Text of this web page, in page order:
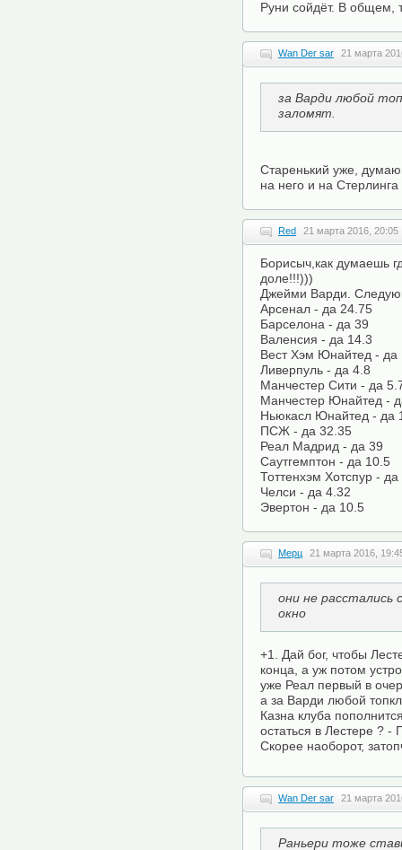
Руни сойдёт. В общем,
Wan Der sar 21 марта
за Варди любой
заломят.
Старенький уже,
на него и на
Red 21 марта 2016, 20:05
Борисыч,как думаешь
доле!!!)))
Джейми Варди.
Арсенал - да 24.75
Барселона - да 39
Валенсия - да 14.3
Вест Хэм Юнайтед - да
Ливерпуль - да 4.8
Манчестер Сити - да
Манчестер Юнайтед -
Ньюкасл Юнайтед - да
ПСЖ - да 32.35
Реал Мадрид - да 39
Саутгемптон - да 10.5
Тоттенхэм Хотспур - да
Челси - да 4.32
Эвертон - да 10.5
Мерц 21 марта 2016,
они не
окно
+1. Дай бог, чтобы
конца, а уж потом
уже Реал первый в
а за Варди любой
Казна клуба
остаться в Лестере ? -
Скорее наоборот,
Wan Der sar 21 марта
Раньери тоже